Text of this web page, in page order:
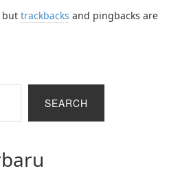
but trackbacks and pingbacks are
SEARCH